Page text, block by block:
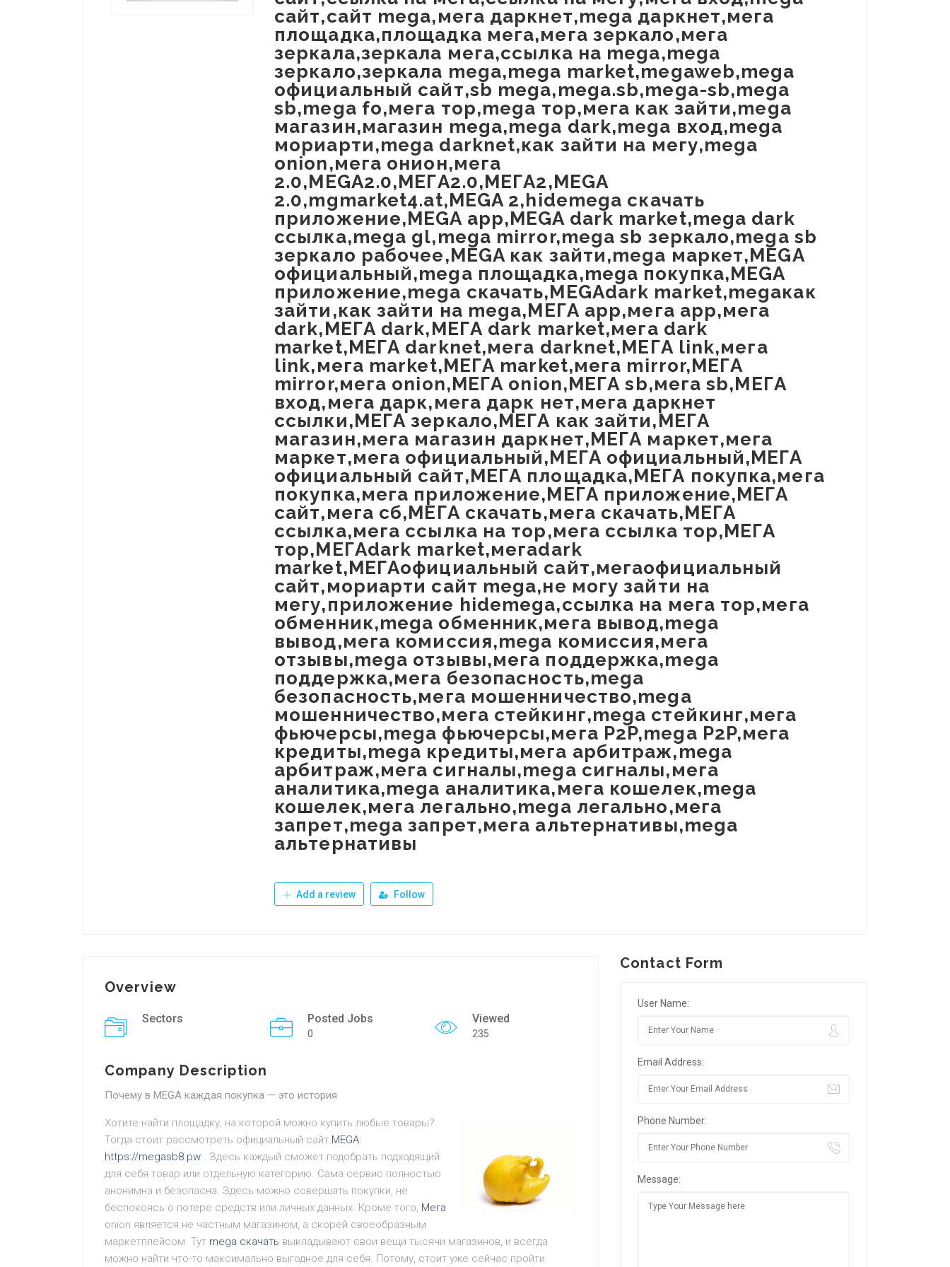
сайт,сайт mega,мега даркнет,mega даркнет,мега
площадка,площадка мега,мега зеркало,мега
зеркала,зеркала мега,ссылка на mega,mega
зеркало,зеркала mega,mega market,megaweb,mega
официальный сайт,sb mega,mega.sb,mega-sb,mega
sb,mega fo,мега тор,mega тор,мега как зайти,mega
магазин,магазин mega,mega dark,mega вход,mega
мориарти,mega darknet,как зайти на мегу,mega
onion,мега онион,мега
2.0,MEGA2.0,МЕГА2.0,МЕГА2,MEGA
2.0,mgmarket4.at,MEGA 2,hidemega скачать
приложение,MEGA app,MEGA dark market,mega dark
ссылка,mega gl,mega mirror,mega sb зеркало,mega sb
зеркало рабочее,MEGA как зайти,mega маркет,MEGA
официальный,mega площадка,mega покупка,MEGA
приложение,mega скачать,MEGAdark market,megaкак
зайти,как зайти на mega,МЕГА app,мега app,мега
dark,МЕГА dark,МЕГА dark market,мега dark
market,МЕГА darknet,мега darknet,МЕГА link,мега
link,мега market,МЕГА market,мега mirror,МЕГА
mirror,мега onion,МЕГА onion,МЕГА sb,мега sb,МЕГА
вход,мега дарк,мега дарк нет,мега даркнет
ссылки,МЕГА зеркало,МЕГА как зайти,МЕГА
магазин,мега магазин даркнет,МЕГА маркет,мега
маркет,мега официальный,МЕГА официальный,МЕГА
официальный сайт,МЕГА площадка,МЕГА покупка,мега
покупка,мега приложение,МЕГА приложение,МЕГА
сайт,мега сб,МЕГА скачать,мега скачать,МЕГА
ссылка,мега ссылка на тор,мега ссылка тор,МЕГА
тор,МЕГАdark market,мегаdark
market,МЕГАофициальный сайт,мегаофициальный
сайт,мориарти сайт mega,не могу зайти на
мегу,приложение hidemega,ссылка на мега тор,мега
обменник,mega обменник,мега вывод,mega
вывод,мега комиссия,mega комиссия,мега
отзывы,mega отзывы,мега поддержка,mega
поддержка,мега безопасность,mega
безопасность,мега мошенничество,mega
мошенничество,мега стейкинг,mega стейкинг,мега
фьючерсы,mega фьючерсы,мега P2P,mega P2P,мега
кредиты,mega кредиты,мега арбитраж,mega
арбитраж,мега сигналы,mega сигналы,мега
аналитика,mega аналитика,мега кошелек,mega
кошелек,мега легально,mega легально,мега
запрет,mega запрет,мега альтернативы,mega
альтернативы
Add a review Follow
Overview
Sectors Posted Jobs
0
Viewed
235
Company Description
Почему в MEGA каждая покупка — это история
Хотите найти площадку, на которой можно купить любые товары?
Тогда стоит рассмотреть официальный сайт MEGA:
https://megasb8.pw . Здесь каждый сможет подобрать подходящий
для себя товар или отдельную категорию. Сама сервис полностью
анонимна и безопасна. Здесь можно совершать покупки, не
беспокоясь о потере средств или личных данных. Кроме того, Мега
onion является не частным магазином, а скорей своеобразным
маркетплейсом. Тут mega скачать выкладывают свои вещи тысячи магазинов, и всегда
можно найти что-то максимально выгодное для себя. Потому, стоит уже сейчас пройти
Contact Form
User Name:
Email Address:
Phone Number:
Message: